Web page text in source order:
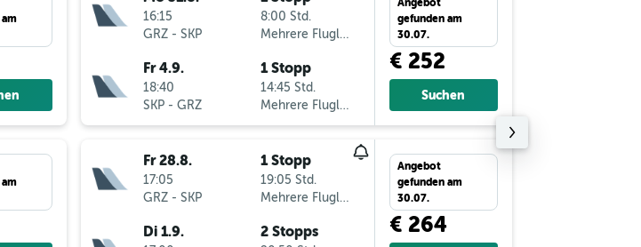
16:15
GRZ- SKP
8:00 Std.
Mehrere Fluglinien
Fr 4.9.
18:40
SKP- GRZ
1 Stopp
14:45 Std.
Mehrere Fluglinien
Angebot
gefunden am
30.07.
€ 252
Suchen
Fr 28.8.
17:05
GRZ- SKP
1 Stopp
19:05 Std.
Mehrere Fluglinien
Di 1.9. 2 Stopps
Angebot
gefunden am
30.07.
€ 264